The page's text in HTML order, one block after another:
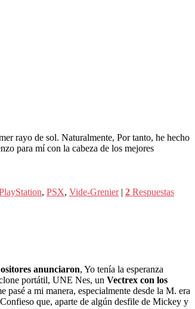
rayo de sol. Naturalmente, Por tanto, he hecho
para mí con la cabeza de los mejores
, PSX, Vide-Grenier | 2 Respuestas
anunciaron, Yo tenía la esperanza
portátil, UNE Nes, un Vectrex con los
pasé a mi manera, especialmente desde la M. era
que, aparte de algún desfile de Mickey y